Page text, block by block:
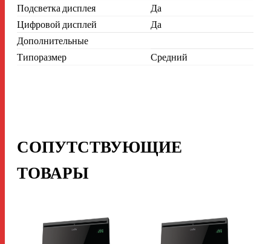
Подсветка дисплея
Да
Цифровой дисплей
Да
Дополнительные
Типоразмер
Средний
СОПУТСТВУЮЩИЕ
ТОВАРЫ